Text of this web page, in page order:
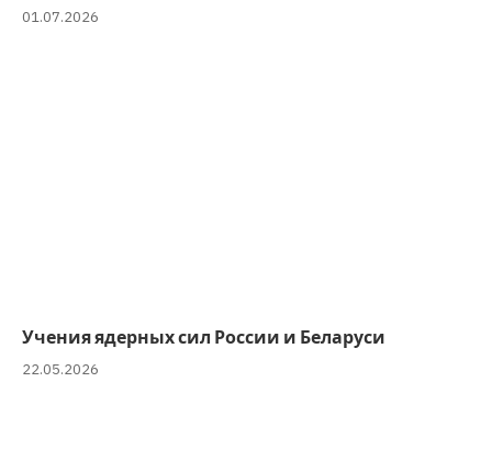
01.07.2026
Учения ядерных сил России и Беларуси
22.05.2026